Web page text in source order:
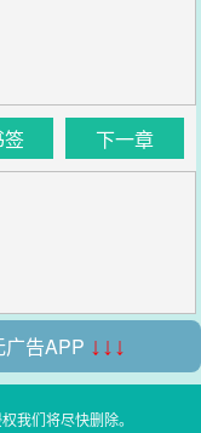
下一章
告APP ↓↓↓
我们将尽快删除。